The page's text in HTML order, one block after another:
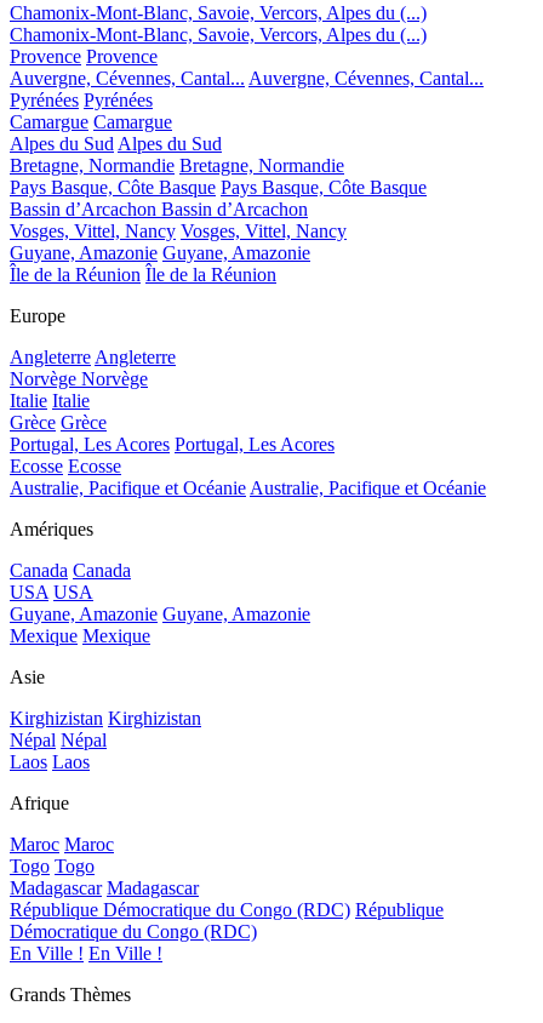
Chamonix-Mont-Blanc, Savoie, Vercors, Alpes du (...)
Chamonix-Mont-Blanc, Savoie, Vercors, Alpes du (...)
Provence Provence
Auvergne, Cévennes, Cantal... Auvergne, Cévennes, Cantal...
Pyrénées Pyrénées
Camargue Camargue
Alpes du Sud Alpes du Sud
Bretagne, Normandie Bretagne, Normandie
Pays Basque, Côte Basque Pays Basque, Côte Basque
Bassin d’Arcachon Bassin d’Arcachon
Vosges, Vittel, Nancy Vosges, Vittel, Nancy
Guyane, Amazonie Guyane, Amazonie
Île de la Réunion Île de la Réunion
Europe
Angleterre Angleterre
Norvège Norvège
Italie Italie
Grèce Grèce
Portugal, Les Acores Portugal, Les Acores
Ecosse Ecosse
Australie, Pacifique et Océanie Australie, Pacifique et Océanie
Amériques
Canada Canada
USA USA
Guyane, Amazonie Guyane, Amazonie
Mexique Mexique
Asie
Kirghizistan Kirghizistan
Népal Népal
Laos Laos
Afrique
Maroc Maroc
Togo Togo
Madagascar Madagascar
République Démocratique du Congo (RDC) République
Démocratique du Congo (RDC)
En Ville ! En Ville !
Grands Thèmes